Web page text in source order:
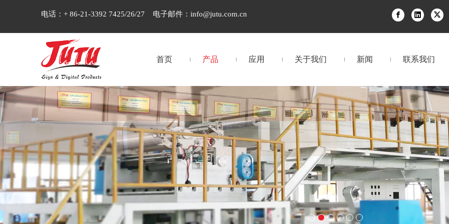
电话：+ 86-21-3392 7425/26/27 电子邮件： info@jutu.com.cn
首页 产品 应用 关于我们 新闻 联系我们